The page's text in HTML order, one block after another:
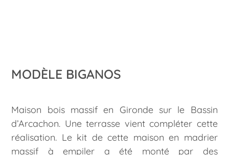
MODÈLE BIGANOS
Maison bois massif en Gironde sur le Bassin
d’Arcachon. Une terrasse vient compléter cette
réalisation. Le kit de cette maison en madrier
massif à empiler a été monté par des